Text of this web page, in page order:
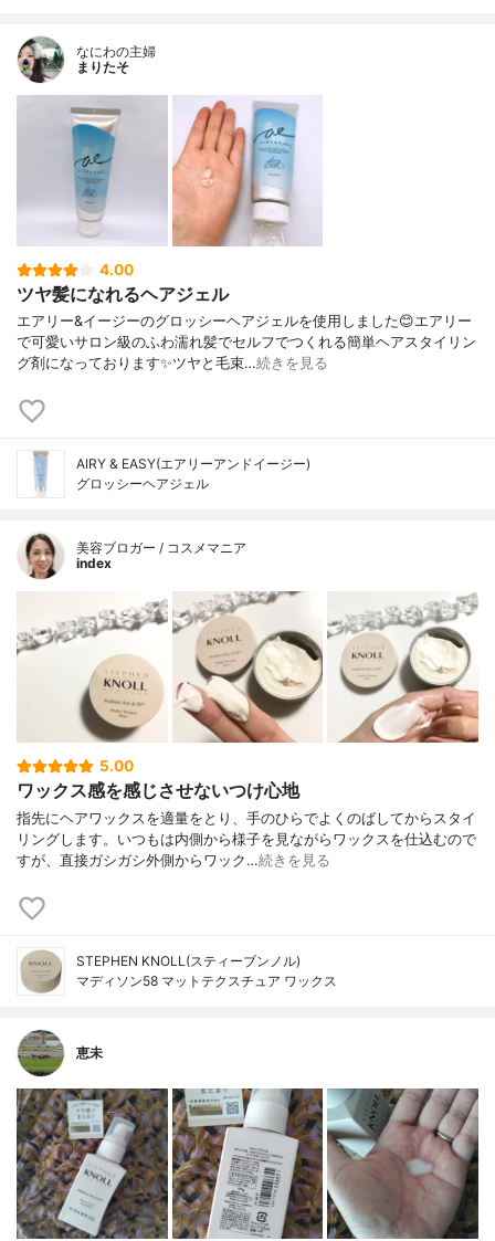
なにわの主婦
まりたそ
4.00
ツヤ髪になれるヘアジェル
エアリー&イージーのグロッシーヘアジェルを使用しました😊エアリー
で可愛いサロン級のふわ濡れ髪でセルフでつくれる簡単ヘアスタイリン
グ剤になっております✨ツヤと毛束…続きを見る
AIRY & EASY(エアリーアンドイージー)
グロッシーヘアジェル
美容ブロガー / コスメマニア
index
5.00
ワックス感を感じさせないつけ心地
指先にヘアワックスを適量をとり、手のひらでよくのばしてからスタイ
リングします。いつもは内側から様子を見ながらワックスを仕込むので
すが、直接ガシガシ外側からワック…続きを見る
STEPHEN KNOLL(スティーブンノル)
マディソン58 マットテクスチュア ワックス
恵未